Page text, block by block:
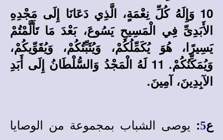
10 وَإِلَهُ كُلِّ نِعْمَةٍ، الَّذِي دَعَانَا إِلَى مَجْدِهِ
الأَبَدِىِّ فِي الْمَسِيحِ يَسُوعَ، بَعْدَ مَا تَأَلَّمْتُمْ
يَسِيرًا، هُوَ يُكَمِّلُكُمْ، وَيُثَبِّتُكُمْ، وَيُقَوِّيكُمْ،
وَيُمَكِّنُكُمْ. 11 لَهُ الْمَجْدُ وَالسُّلْطَانُ إِلَى أَبَدِ
الآبِدِينَ، آمِينَ.
ع5
: يوصى الشباب بمجموعة من الوصايا